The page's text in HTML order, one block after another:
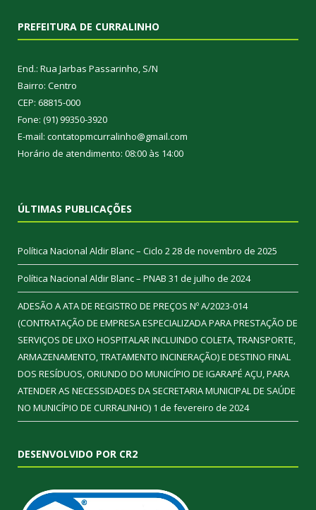
PREFEITURA DE CURRALINHO
End.: Rua Jarbas Passarinho, S/N
Bairro: Centro
CEP: 68815-000
Fone: (91) 99350-3920
E-mail: contatopmcurralinho@gmail.com
Horário de atendimento: 08:00 às 14:00
ÚLTIMAS PUBLICAÇÕES
Política Nacional Aldir Blanc – Ciclo 228 de novembro de 2025
Política Nacional Aldir Blanc – PNAB 31 de julho de 2024
ADESÃO A ATA DE REGISTRO DE PREÇOS Nº A/2023-014
(CONTRATAÇÃO DE EMPRESA ESPECIALIZADA PARA PRESTAÇÃO DE
SERVIÇOS DE LIXO HOSPITALAR INCLUINDO COLETA, TRANSPORTE,
ARMAZENAMENTO, TRATAMENTO INCINERAÇÃO) E DESTINO FINAL
DOS RESÍDUOS, ORIUNDO DO MUNICÍPIO DE IGARAPÉ AÇU, PARA
ATENDER AS NECESSIDADES DA SECRETARIA MUNICIPAL DE SAÚDE
NO MUNICÍPIO DE CURRALINHO) 1 de fevereiro de 2024
DESENVOLVIDO POR CR2